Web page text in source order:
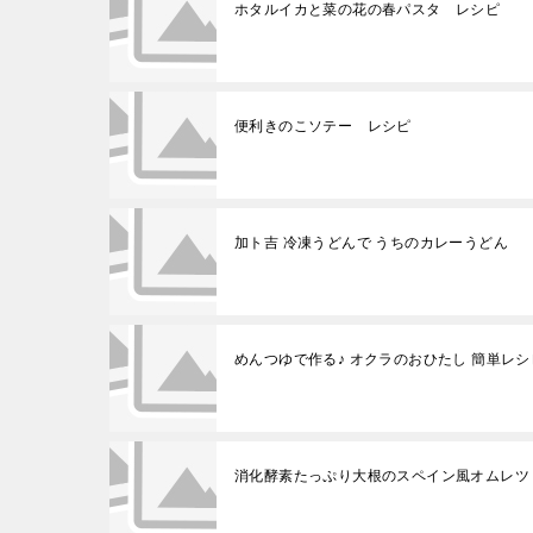
ホタルイカと菜の花の春パスタ レシピ
便利きのこソテー レシピ
加ト吉 冷凍うどんで うちのカレーうどん
めんつゆで作る♪ オクラのおひたし 簡単レシ
消化酵素たっぷり大根のスペイン風オムレ